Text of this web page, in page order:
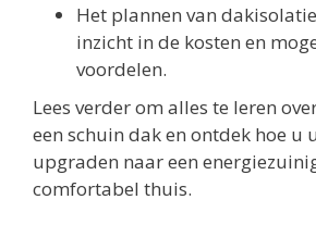
Het plannen van
inzicht in de kosten en
voordelen.
Lees verder om alles te leren
een schuin dak en ontdek hoe u
upgraden naar een
comfortabel thuis.